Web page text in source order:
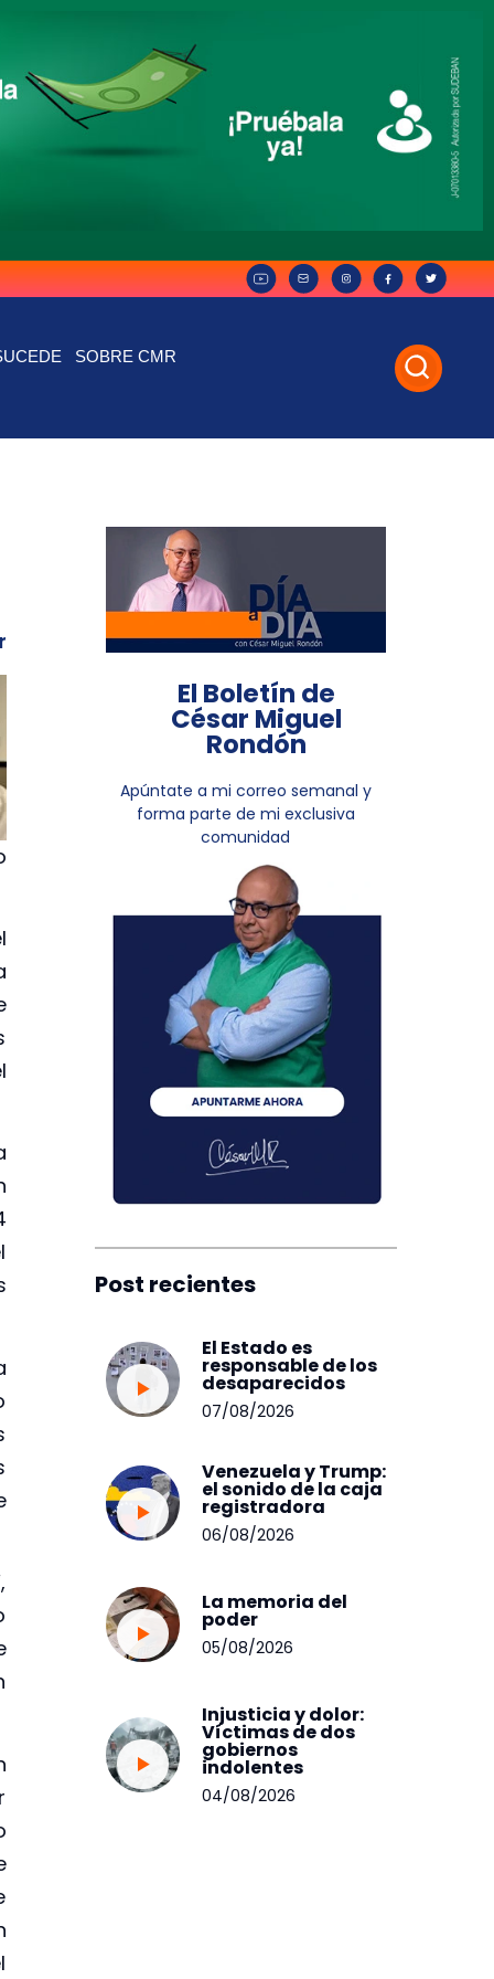
SOBRE CMR
El Boletín de
César Miguel
Rondón
Apúntate a mi correo semanal y
forma parte de mi exclusiva
comunidad
Post recientes
El Estado es
responsable de los
desaparecidos
07/08/2026
Venezuela y Trump:
el sonido de la caja
registradora
06/08/2026
La memoria del
poder
05/08/2026
Injusticia y dolor:
Víctimas de dos
gobiernos
indolentes
04/08/2026